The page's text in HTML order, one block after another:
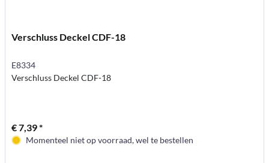
Verschluss Deckel CDF-18
E8334
Verschluss Deckel CDF-18
€ 7,39 *
Momenteel niet op voorraad, wel te bestellen